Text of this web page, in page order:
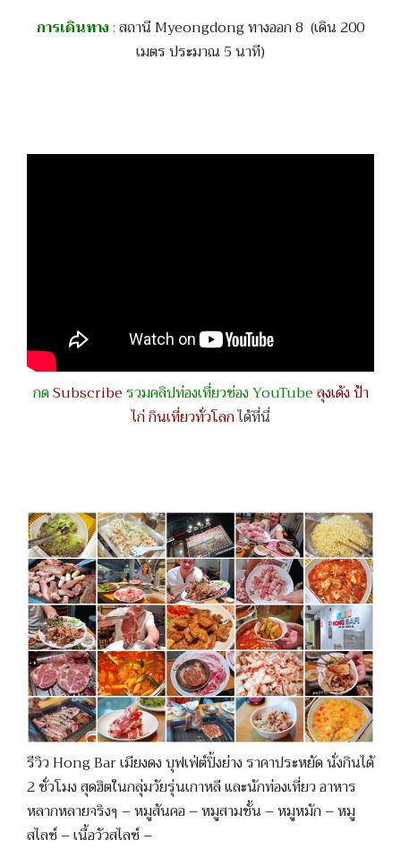
การเดินทาง:สถานี Myeongdong ทางออก 8 (เดิน 200
เมตร ประมาณ 5 นาที)
กดSubscribeรวมคลิปท่องเที่ยวช่อง YouTubeลุงเด้ง ป้า
ไก่ กินเที่ยวทั่วโลกได้ที่นี่
รีวิว Hong Bar เมียงดง บุฟเฟ่ต์ปิ้งย่าง ราคาประหยัด นั่งกินได้
2 ชั่วโมง สุดฮิตในกลุ่มวัยรุ่นเกาหลี และนักท่องเที่ยว อาหาร
หลากหลายจริงๆ – หมูสันคอ – หมูสามชั้น – หมูหมัก – หมู
สไลซ์ – เนื้อวัวสไลซ์ –